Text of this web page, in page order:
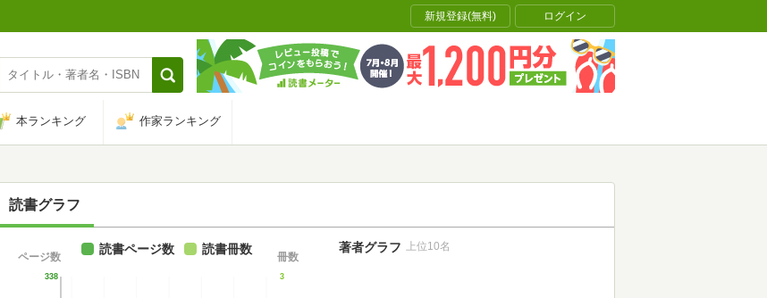
新規登録(無料) ログイン
本ランキング 作家ランキング
読書グラフ
338
ページ数
3
冊数
読書ページ数 読書冊数 著者グラフ 上位10名